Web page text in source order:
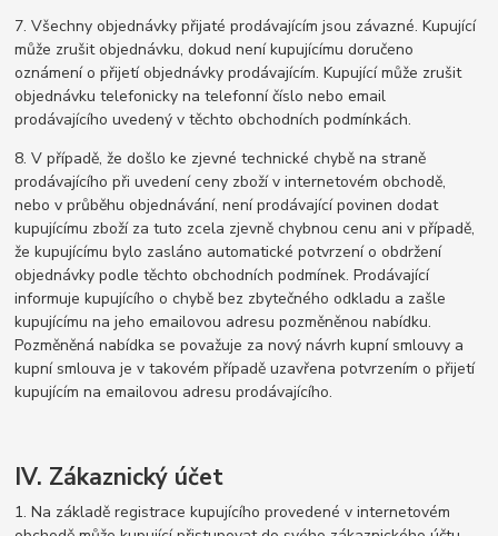
7. Všechny objednávky přijaté prodávajícím jsou závazné. Kupující
může zrušit objednávku, dokud není kupujícímu doručeno
oznámení o přijetí objednávky prodávajícím. Kupující může zrušit
objednávku telefonicky na telefonní číslo nebo email
prodávajícího uvedený v těchto obchodních podmínkách.
8. V případě, že došlo ke zjevné technické chybě na straně
prodávajícího při uvedení ceny zboží v internetovém obchodě,
nebo v průběhu objednávání, není prodávající povinen dodat
kupujícímu zboží za tuto zcela zjevně chybnou cenu ani v případě,
že kupujícímu bylo zasláno automatické potvrzení o obdržení
objednávky podle těchto obchodních podmínek. Prodávající
informuje kupujícího o chybě bez zbytečného odkladu a zašle
kupujícímu na jeho emailovou adresu pozměněnou nabídku.
Pozměněná nabídka se považuje za nový návrh kupní smlouvy a
kupní smlouva je v takovém případě uzavřena potvrzením o přijetí
kupujícím na emailovou adresu prodávajícího.
IV. Zákaznický účet
1. Na základě registrace kupujícího provedené v internetovém